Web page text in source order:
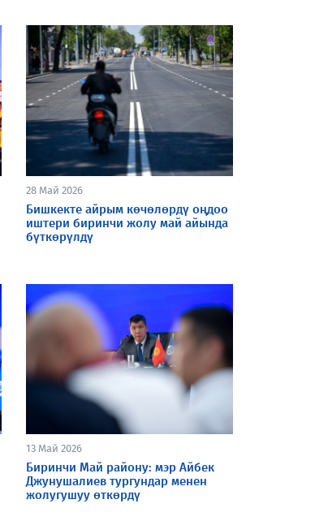
28 Май 2026
Бишкекте айрым көчөлөрдү оңдоо
иштери биринчи жолу май айында
бүткөрүлдү
13 Май 2026
Биринчи Май району: мэр Айбек
Джунушалиев тургундар менен
жолугушуу өткөрдү